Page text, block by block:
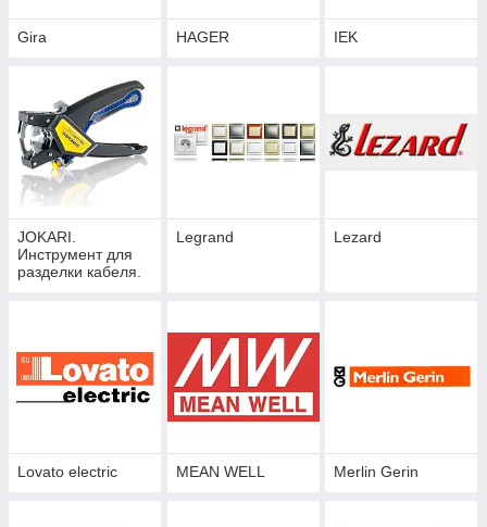
Gira HAGER IEK
JOKARI.
Инструмент для
разделки кабеля.
Legrand Lezard
Lovato electric MEAN WELL Merlin Gerin